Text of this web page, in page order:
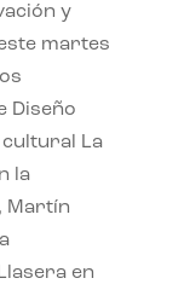
y
martes
Diseño
cultural La
la
Martín
en